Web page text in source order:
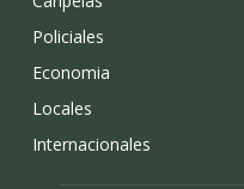
Policiales
Economia
Locales
Internacionales